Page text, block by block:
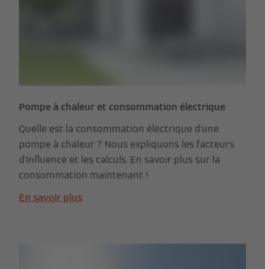
Pompe à chaleur et consommation électrique
Quelle est la consommation électrique d'une
pompe à chaleur ? Nous expliquons les facteurs
d'influence et les calculs. En savoir plus sur la
consommation maintenant !
En savoir plus